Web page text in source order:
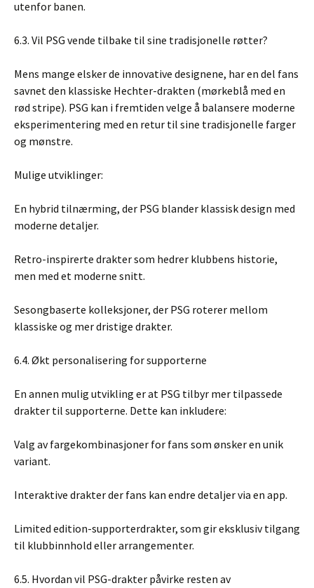
utenfor banen.
6.3. Vil PSG vende tilbake til sine tradisjonelle røtter?
Mens mange elsker de innovative designene, har en del fans
savnet den klassiske Hechter-drakten (mørkeblå med en
rød stripe). PSG kan i fremtiden velge å balansere moderne
eksperimentering med en retur til sine tradisjonelle farger
og mønstre.
Mulige utviklinger:
En hybrid tilnærming, der PSG blander klassisk design med
moderne detaljer.
Retro-inspirerte drakter som hedrer klubbens historie,
men med et moderne snitt.
Sesongbaserte kolleksjoner, der PSG roterer mellom
klassiske og mer dristige drakter.
6.4. Økt personalisering for supporterne
En annen mulig utvikling er at PSG tilbyr mer tilpassede
drakter til supporterne. Dette kan inkludere:
Valg av fargekombinasjoner for fans som ønsker en unik
variant.
Interaktive drakter der fans kan endre detaljer via en app.
Limited edition-supporterdrakter, som gir eksklusiv tilgang
til klubbinnhold eller arrangementer.
6.5. Hvordan vil PSG-drakter påvirke resten av